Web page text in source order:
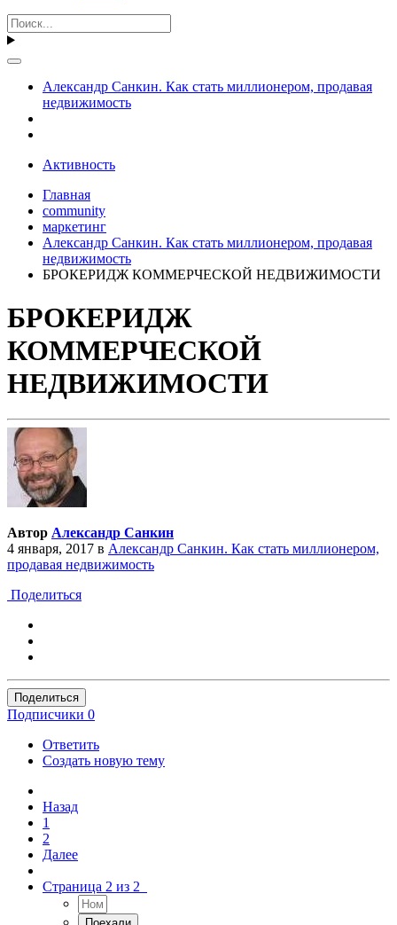
Александр Санкин. Как стать миллионером, продавая
недвижимость
Активность
Главная
community
маркетинг
Александр Санкин. Как стать миллионером, продавая
недвижимость
БРОКЕРИДЖ КОММЕРЧЕСКОЙ НЕДВИЖИМОСТИ
БРОКЕРИДЖ
КОММЕРЧЕСКОЙ
НЕДВИЖИМОСТИ
Автор Александр Санкин
4 января, 2017 в Александр Санкин. Как стать миллионером,
продавая недвижимость
Поделиться
Поделиться
Подписчики 0
Ответить
Создать новую тему
Назад
1
2
Далее
Страница 2 из 2